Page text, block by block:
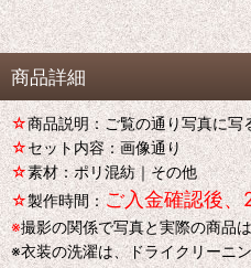
商品詳細
☆商品説明：ご覧の通り写真に写
☆セット内容：画像通り
☆素材：ポリ混紡｜その他
☆製作時間：ご入金確認後
※撮影の関係で写真と実際の商品
※衣装の洗濯は、ドライクリーニ